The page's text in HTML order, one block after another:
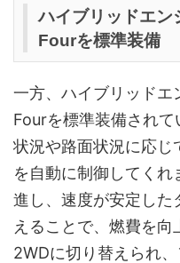
ハイブリッドエン
Fourを標準装備
一方、ハイブリッド
Fourを標準装備され
状況や路面状況に応じ
を自動に制御してく
進し、速度が安定し
えることで、燃費を
2WDに切り替えられ